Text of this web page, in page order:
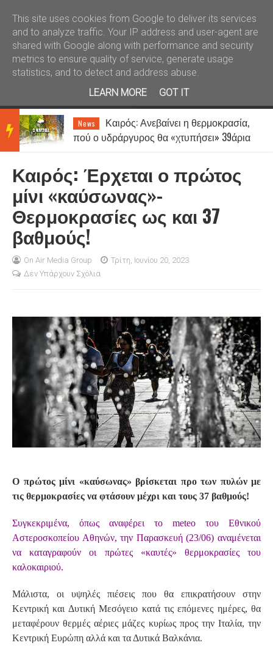
Καλώς ήλθατε Kral News
BRE
AKIN
NEW
News
Καιρός: Ανεβαίνει η θερμοκρασία,
πού ο υδράργυρος θα «χτυπήσει» 39άρια
Καιρός: Έρχεται ο πρώτος
μίνι «καύσωνας»-
Θερμοκρασίες ως και 37
βαθμούς!
On Air Media Group
Τρίτη, Ιουνίου 20, 2023
Δεν Υπάρχουν Σχόλια
Ο πρώτος μίνι «καύσωνας» βρίσκεται προ των πυλών με
τις θερμοκρασίες να φτάσουν μέχρι και τους 37 βαθμούς!
Συγκεκριμένα, όπως αναφέρει το meteo του Εθνικού
Αστεροσκοπείου Αθηνών, την Παρασκευή (23/06) αναμένεται
να καταγραφούν οι πρώτες «καυτές» θερμοκρασίες του
καλοκαιριού.
Μάλιστα, οι υψηλές πιέσεις που θα επικρατήσουν στην
Κεντρική και Δυτική Μεσόγειο κατά τις επόμενες ημέρες, θα
μεταφέρουν θερμές αέριες μάζες κυρίως προς την Ιταλία, την
Κεντρική Ευρώπη αλλά και τα Δυτικά Βαλκάνια.
This site uses cookies from Google to deliver its services
and to analyze traffic. Your IP address and user-agent are
shared with Google along with performance and security
metrics to ensure quality of service, generate usage
statistics, and to detect and address abuse.
LEARN MORE
GOT IT